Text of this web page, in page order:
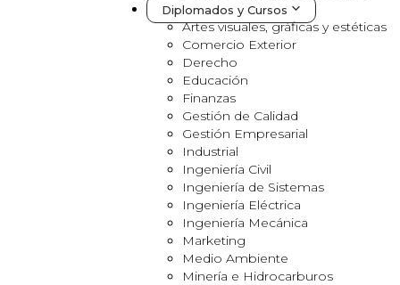
Diplomados y Cursos
Artes visuales, gráficas y estéticas
Comercio Exterior
Derecho
Educación
Finanzas
Gestión de Calidad
Gestión Empresarial
Industrial
Ingeniería Civil
Ingeniería de Sistemas
Ingeniería Eléctrica
Ingeniería Mecánica
Marketing
Medio Ambiente
Minería e Hidrocarburos